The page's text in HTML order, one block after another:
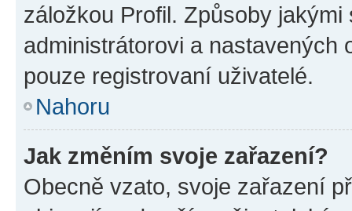
záložkou Profil. Způsoby
administrátorovi a nastavených
pouze registrovaní uživatelé.
Nahoru
Jak změním svoje zařazení?
Obecně vzato, svoje zařazení